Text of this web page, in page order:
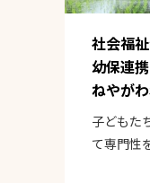
社会福
幼保連
ねやが
子どもた
て専門性